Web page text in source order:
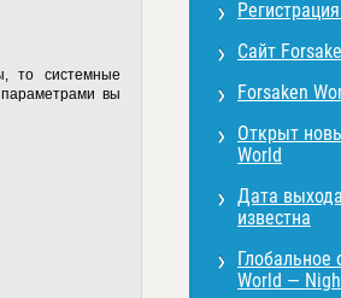
то системные
вы
Сайт
Forsaken
Открыт
World
Дата
известна
Глобальное
World —